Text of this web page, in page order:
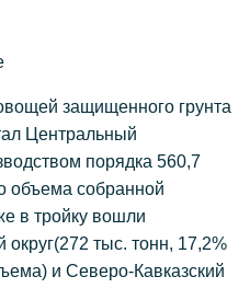
защищенного грунта
Центральный
порядка 560,7
объема собранной
в тройку вошли
тыс. тонн, 17,2%
и Северо-Кавказский